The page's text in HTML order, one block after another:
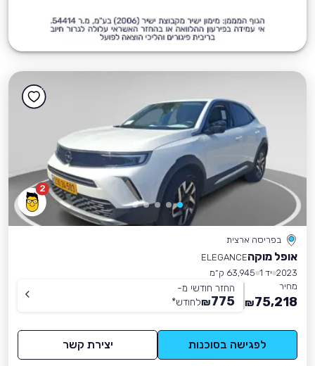
2
בפריסה ארצית
אופל מוקהELEGANCE
2023 יד 1
63,945 ק״מ
מחיר
75,218
₪
החזר חודשי מ-
775
₪לחודש*
לפגישה בסוכנות יצירת קשר